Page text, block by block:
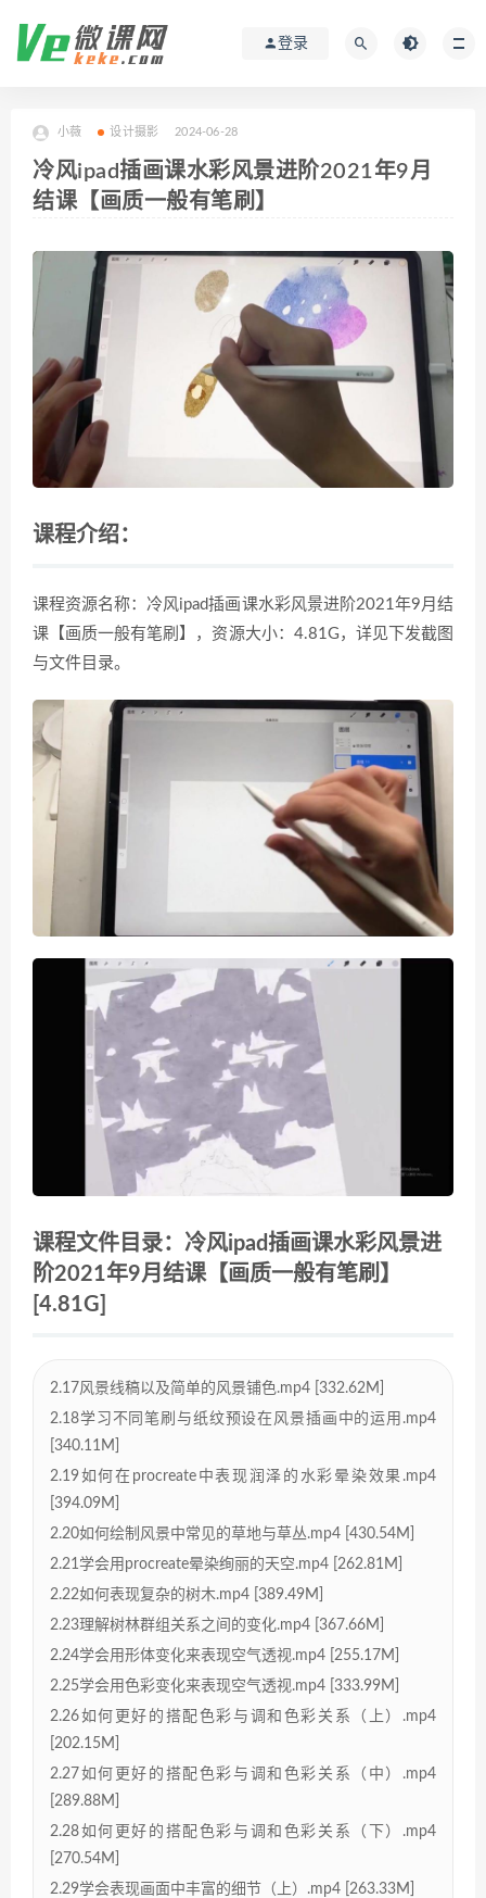
登录
小薇 设计摄影 2024-06-28
冷风ipad插画课水彩风景进阶2021年9月
结课【画质一般有笔刷】
课程介绍：
课程资源名称：冷风ipad插画课水彩风景进阶2021年9月结
课【画质一般有笔刷】，资源大小：4.81G，详见下发截图
与文件目录。
课程文件目录：冷风ipad插画课水彩风景进
阶2021年9月结课【画质一般有笔刷】
[4.81G]
2.17风景线稿以及简单的风景铺色.mp4 [332.62M]
2.18学习不同笔刷与纸纹预设在风景插画中的运用.mp4
[340.11M]
2.19如何在procreate中表现润泽的水彩晕染效果.mp4
[394.09M]
2.20如何绘制风景中常见的草地与草丛.mp4 [430.54M]
2.21学会用procreate晕染绚丽的天空.mp4 [262.81M]
2.22如何表现复杂的树木.mp4 [389.49M]
2.23理解树林群组关系之间的变化.mp4 [367.66M]
2.24学会用形体变化来表现空气透视.mp4 [255.17M]
2.25学会用色彩变化来表现空气透视.mp4 [333.99M]
2.26如何更好的搭配色彩与调和色彩关系（上）.mp4
[202.15M]
2.27如何更好的搭配色彩与调和色彩关系（中）.mp4
[289.88M]
2.28如何更好的搭配色彩与调和色彩关系（下）.mp4
[270.54M]
2.29学会表现画面中丰富的细节（上）.mp4 [263.33M]